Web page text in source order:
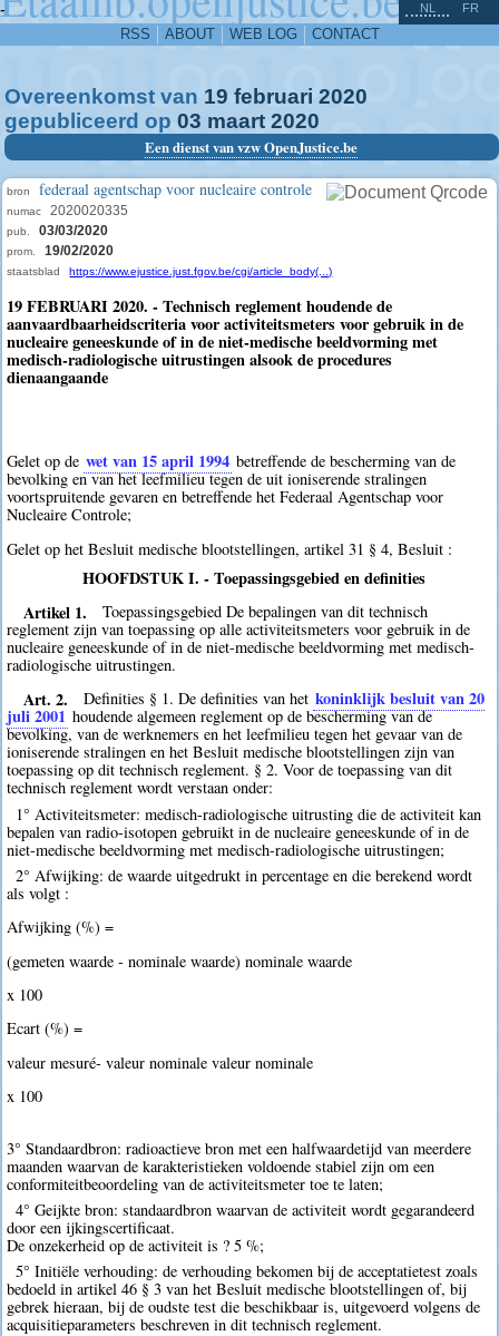
-
RSS ABOUT WEB LOG CONTACT
NL FR
Overeenkomst van 19 februari 2020
gepubliceerd op 03 maart 2020
Een dienst van vzw OpenJustice.be
bron federaal agentschap voor nucleaire controle
numac 2020020335
pub. 03/03/2020
prom. 19/02/2020
staatsblad https://www.ejustice.just.fgov.be/cgi/article_body(...)
19 FEBRUARI 2020. - Technisch reglement houdende de
aanvaardbaarheidscriteria voor activiteitsmeters voor gebruik in de
nucleaire geneeskunde of in de niet-medische beeldvorming met
medisch-radiologische uitrustingen alsook de procedures
dienaangaande
Gelet op de wet van 15 april 1994 betreffende de bescherming van de
bevolking en van het leefmilieu tegen de uit ioniserende stralingen
voortspruitende gevaren en betreffende het Federaal Agentschap voor
Nucleaire Controle;
Gelet op het Besluit medische blootstellingen, artikel 31 § 4, Besluit :
HOOFDSTUK I. - Toepassingsgebied en definities
Artikel 1.
Toepassingsgebied De bepalingen van dit technisch
reglement zijn van toepassing op alle activiteitsmeters voor gebruik in de
nucleaire geneeskunde of in de niet-medische beeldvorming met medisch-
radiologische uitrustingen.
Art. 2. Definities § 1. De definities van het koninklijk besluit van 20
juli 2001 houdende algemeen reglement op de bescherming van de
bevolking, van de werknemers en het leefmilieu tegen het gevaar van de
ioniserende stralingen en het Besluit medische blootstellingen zijn van
toepassing op dit technisch reglement. § 2. Voor de toepassing van dit
technisch reglement wordt verstaan onder:
1° Activiteitsmeter: medisch-radiologische uitrusting die de activiteit kan
bepalen van radio-isotopen gebruikt in de nucleaire geneeskunde of in de
niet-medische beeldvorming met medisch-radiologische uitrustingen;
2° Afwijking: de waarde uitgedrukt in percentage en die berekend wordt
als volgt :
Afwijking (%) =
(gemeten waarde - nominale waarde) nominale waarde
x 100
Ecart (%) =
valeur mesuré- valeur nominale valeur nominale
x 100
3° Standaardbron: radioactieve bron met een halfwaardetijd van meerdere
maanden waarvan de karakteristieken voldoende stabiel zijn om een
conformiteitbeoordeling van de activiteitsmeter toe te laten;
4° Geijkte bron: standaardbron waarvan de activiteit wordt gegarandeerd
door een ijkingscertificaat.
De onzekerheid op de activiteit is ? 5 %;
5° Initiële verhouding: de verhouding bekomen bij de acceptatietest zoals
bedoeld in artikel 46 § 3 van het Besluit medische blootstellingen of, bij
gebrek hieraan, bij de oudste test die beschikbaar is, uitgevoerd volgens de
acquisitieparameters beschreven in dit technisch reglement.
^